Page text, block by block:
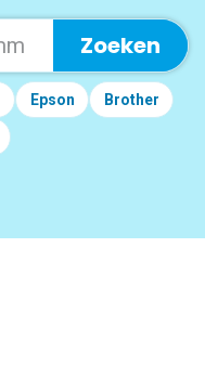
Zoeken
Epson Brother